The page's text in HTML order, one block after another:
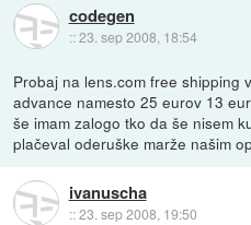
codegen
::23. sep 2008, 18:54
Probaj na lens.com free shipping
advance namesto 25 eurov 13
še imam zalogo tko da še nisem
plačeval oderuške marže našim
ivanuscha
::23. sep 2008, 19:50